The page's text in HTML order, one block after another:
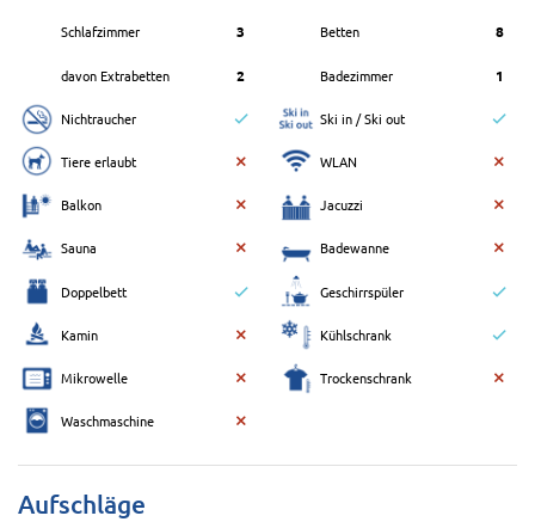
Schlafzimmer 3 Betten 8
davon Extrabetten 2 Badezimmer 1
Nichtraucher Ski in / Ski out
Tiere erlaubt WLAN
Balkon Jacuzzi
Sauna Badewanne
Doppelbett Geschirrspüler
Kamin Kühlschrank
Mikrowelle Trockenschrank
Waschmaschine
Aufschläge